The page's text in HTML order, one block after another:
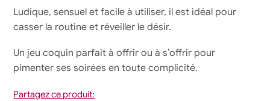
Ludique, sensuel et facile à utiliser, il est idéal pour
casser la routine et réveiller le désir.
Un jeu coquin parfait à offrir ou à s’offrir pour
pimenter ses soirées en toute complicité.
Partagez ce produit: